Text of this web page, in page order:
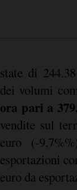
state di
dei volumi
ora pari a
vendite sul
euro (-
esportazioni
euro da